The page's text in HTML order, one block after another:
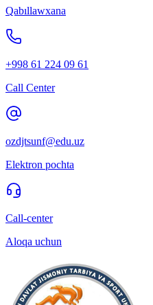
Qabıllawxana
+998 61 224 09 61
Call Center
ozdjtsunf@edu.uz
Elektron pochta
Call-center
Aloqa uchun